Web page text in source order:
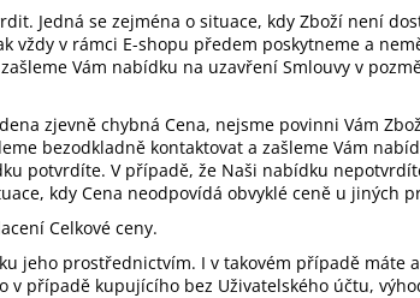
Jedná se zejména o situace, kdy Zboží není
v rámci E-shopu předem poskytneme a
Vám nabídku na uzavření Smlouvy v
zjevně chybná Cena, nejsme povinni Vám
bezodkladně kontaktovat a zašleme Vám
potvrdíte. V případě, že Naši nabídku
kdy Cena neodpovídá obvyklé ceně u jiných
Celkové ceny.
jeho prostřednictvím. I v takovém případě
případě kupujícího bez Uživatelského účtu,